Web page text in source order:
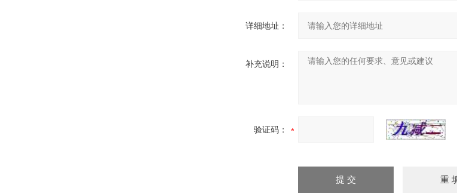
详细地址：
补充说明：
验证码：